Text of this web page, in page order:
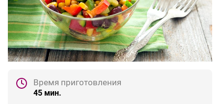
Время приготовления
45 мин.